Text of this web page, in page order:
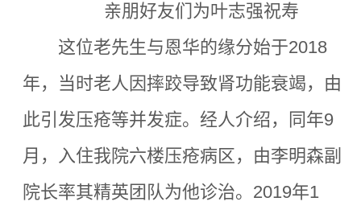
亲朋好友们为叶志强祝寿
这位老先生与恩华的缘分始于2018
年，当时老人因摔跤导致肾功能衰竭，由
此引发压疮等并发症。经人介绍，同年9
月，入住我院六楼压疮病区，由李明森副
院长率其精英团队为他诊治。2019年1